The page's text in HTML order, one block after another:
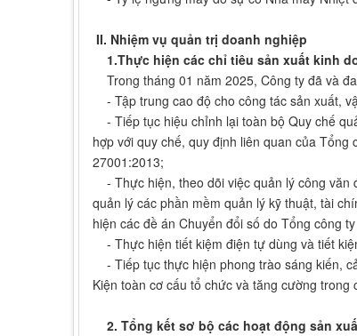
II. Nhiệm vụ quản trị doanh nghiệp
1.Thực hiện các chỉ tiêu sản xuất kinh
Trong tháng 01 năm 2025, Công ty đã và
- Tập trung cao độ cho công tác sản xuất,
- Tiếp tục hiệu chỉnh lại toàn bộ Quy chế
hợp với quy chế, quy định liên quan của
27001:2013;
- Thực hiện, theo dõi việc quản lý công văn
quản lý các phần mềm quản lý kỹ thuật, tài
hiện các đề án Chuyển đổi số do Tổng công
- Thực hiện tiết kiệm điện tự dùng và tiết
- Tiếp tục thực hiện phong trào sáng kiến,
Kiện toàn cơ cấu tổ chức và tăng cường trong
2. Tổng kết sơ bộ các hoạt động sản